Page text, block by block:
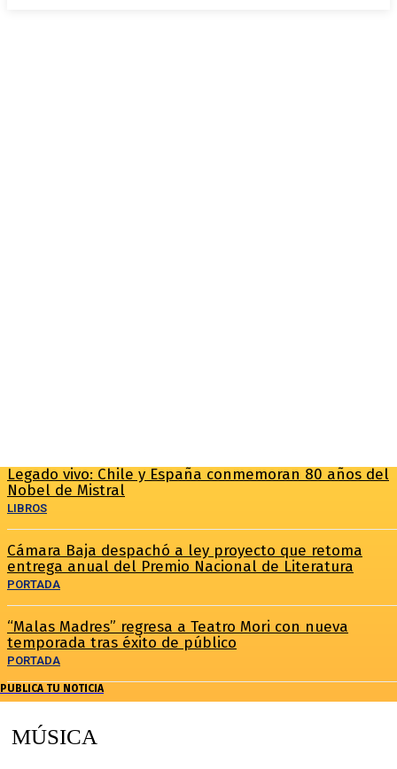
Legado vivo: Chile y España conmemoran 80 años del
Nobel de Mistral
LIBROS
Cámara Baja despachó a ley proyecto que retoma
entrega anual del Premio Nacional de Literatura
PORTADA
“Malas Madres” regresa a Teatro Mori con nueva
temporada tras éxito de público
PORTADA
PUBLICA TU NOTICIA
MÚSICA